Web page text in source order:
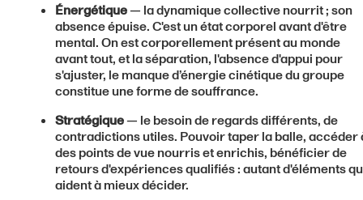
Énergétique— la dynamique collective nourrit ; son
absence épuise. C'est un état corporel avant d'être
mental. On est corporellement présent au monde
avant tout, et la séparation, l'absence d'appui pour
s'ajuster, le manque d’énergie cinétique du groupe
constitue une forme de souffrance.
Stratégique— le besoin de regards différents, de
contradictions utiles. Pouvoir taper la balle, accéder
des points de vue nourris et enrichis, bénéficier de
retours d'expériences qualifiés : autant d'éléments
aident à mieux décider.